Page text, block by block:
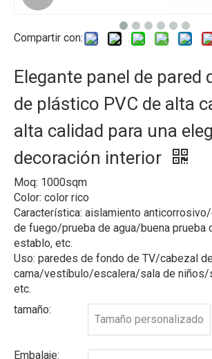
Compartir con:
Elegante panel de pared
de plástico PVC de alta
alta calidad para una
decoración interior
Moq: 1000sqm
Color: color rico
Característica: aislamiento
de fuego/prueba de agua/buena prueba
establo, etc.
Uso: paredes de fondo de TV/cabezal de
cama/vestíbulo/escalera/sala de niños/
etc.
tamaño:
Tamaño personalizado
Embalaje: